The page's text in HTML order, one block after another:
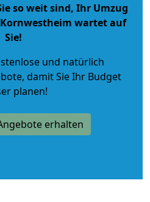
so weit sind, Ihr Umzug
wartet auf
Sie!
und natürlich
, damit Sie Ihr Budget
planen!
erhalten